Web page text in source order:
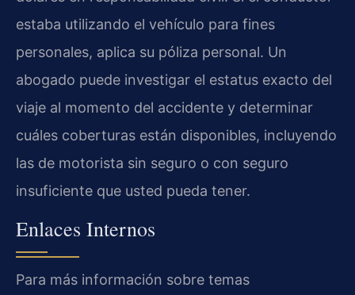
estaba utilizando el vehículo para fines
personales, aplica su póliza personal. Un
abogado puede investigar el estatus exacto del
viaje al momento del accidente y determinar
cuáles coberturas están disponibles, incluyendo
las de motorista sin seguro o con seguro
insuficiente que usted pueda tener.
Enlaces Internos
Para más información sobre temas